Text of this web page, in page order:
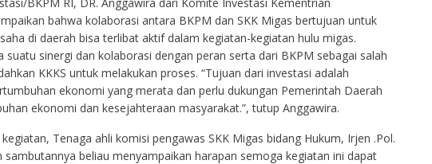
bahwa kolaborasi antara BKPM dan SKK Migas bertujuan untuk
di daerah bisa terlibat aktif dalam kegiatan-kegiatan hulu migas.
suatu sinergi dan kolaborasi dengan peran serta dari BKPM sebagai salah
KKKS untuk melakukan proses. “Tujuan dari investasi adalah
ekonomi yang merata dan perlu dukungan Pemerintah Daerah
ekonomi dan kesejahteraan masyarakat.”, tutup Anggawira.
Tenaga ahli komisi pengawas SKK Migas bidang Hukum, Irjen .Pol.
sambutannya beliau menyampaikan harapan semoga kegiatan ini dapat